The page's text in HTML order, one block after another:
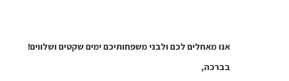
אנו מאחלים לכם ולבני משפחותיכם ימים שקטים ושלווים!
בברכה,